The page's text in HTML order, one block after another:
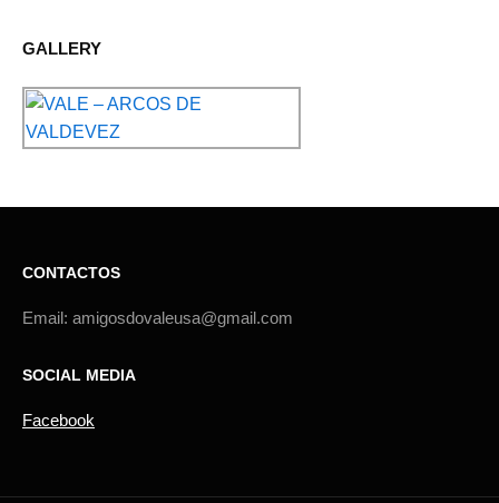
GALLERY
CONTACTOS
Email: amigosdovaleusa@gmail.com
SOCIAL MEDIA
Facebook